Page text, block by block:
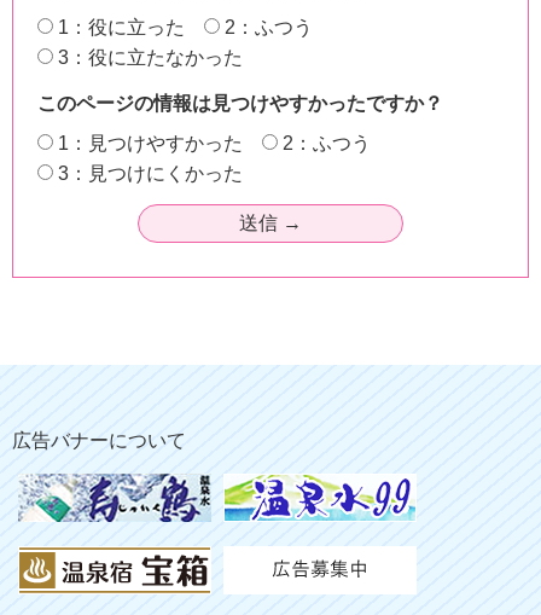
1：役に立った
2：ふつう
3：役に立たなかった
このページの情報は見つけやすかったですか？
1：見つけやすかった
2：ふつう
3：見つけにくかった
広告バナーについて